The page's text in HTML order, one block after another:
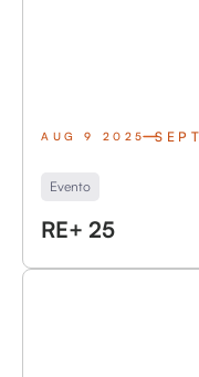
AUG 9 2025
Evento
RE+ 25